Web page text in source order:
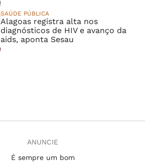
SAÚDE PÚBLICA
Alagoas registra alta nos
diagnósticos de HIV e avanço da
aids, aponta Sesau
ANUNCIE
É sempre um bom